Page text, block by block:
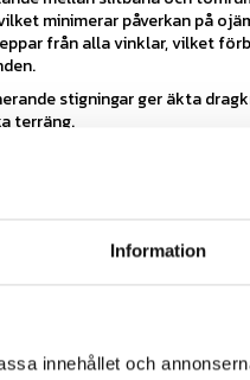
Information
innehållet och
minimerar påverkan på
från alla vinklar, vilket
stigningar ger äkta
terräng.
och tomrum för en
från alla vinklar Unika
böjs för att ge konsekvent